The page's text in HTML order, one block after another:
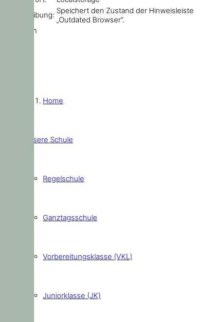
Beschreibung: Speichert den Zustand der Hinweisleiste
„Outdated Browser“.
Schließen
Home
Unsere Schule
Regelschule
Ganztagsschule
Vorbereitungsklasse (VKL)
Juniorklasse (JK)